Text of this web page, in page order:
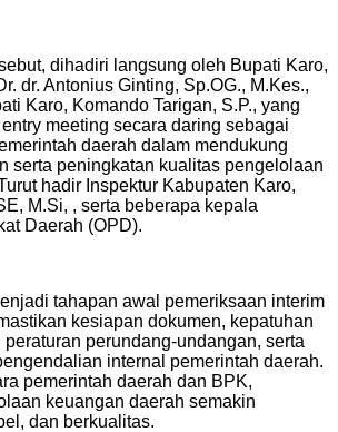
dihadiri langsung oleh Bupati Karo,
dr. Antonius Ginting, Sp.OG., M.Kes.,
Karo, Komando Tarigan, S.P., yang
meeting secara daring sebagai
daerah dalam mendukung
serta peningkatan kualitas pengelolaan
hadir Inspektur Kabupaten Karo,
M.Si, , serta beberapa kepala
Daerah (OPD).
tahapan awal pemeriksaan interim
kesiapan dokumen, kepatuhan
perundang-undangan, serta
internal pemerintah daerah.
pemerintah daerah dan BPK,
keuangan daerah semakin
dan berkualitas.